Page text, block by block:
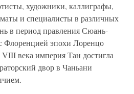
художники, каллиграфы,
и специалисты в различных
в период правления Сюань-
Флоренцией эпохи Лоренцо
века империя Тан достигла
двор в Чаньани